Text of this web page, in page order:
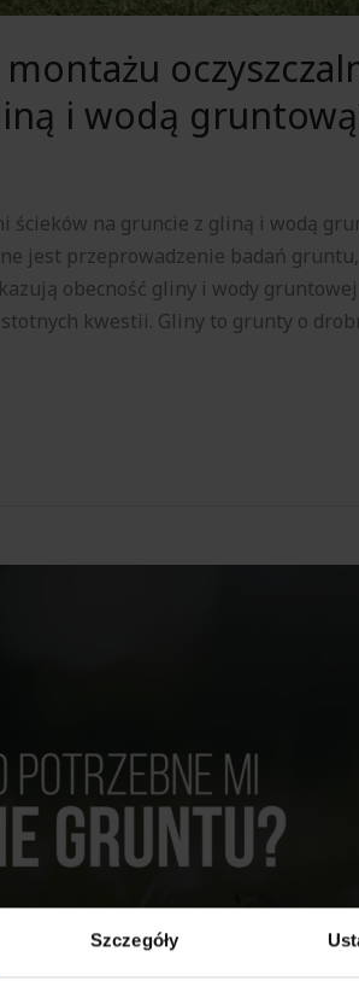
Szczegóły
i wodą
ścieków na gruncie z gliną i wodą
jest przeprowadzenie badań
obecność gliny i wody gruntowej
kwestii. Gliny to grunty o